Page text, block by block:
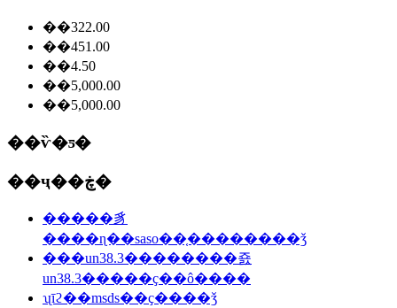
��322.00
��451.00
��4.50
��5,000.00
��5,000.00
��ѷ�ƽ�
��ҷ��ڿ�
�����豸
����ɳ��saso��֤��������ǯ
���un38.3��������죬
un38.3�����ҫ��ô����
ʯīϩ��msds��ҫ����ǯ